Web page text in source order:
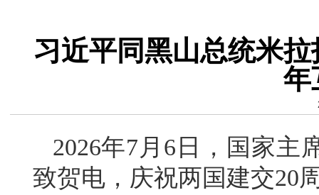
习近平同黑山总统米
年
2026年7月6日，国家主
致贺电，庆祝两国建交20